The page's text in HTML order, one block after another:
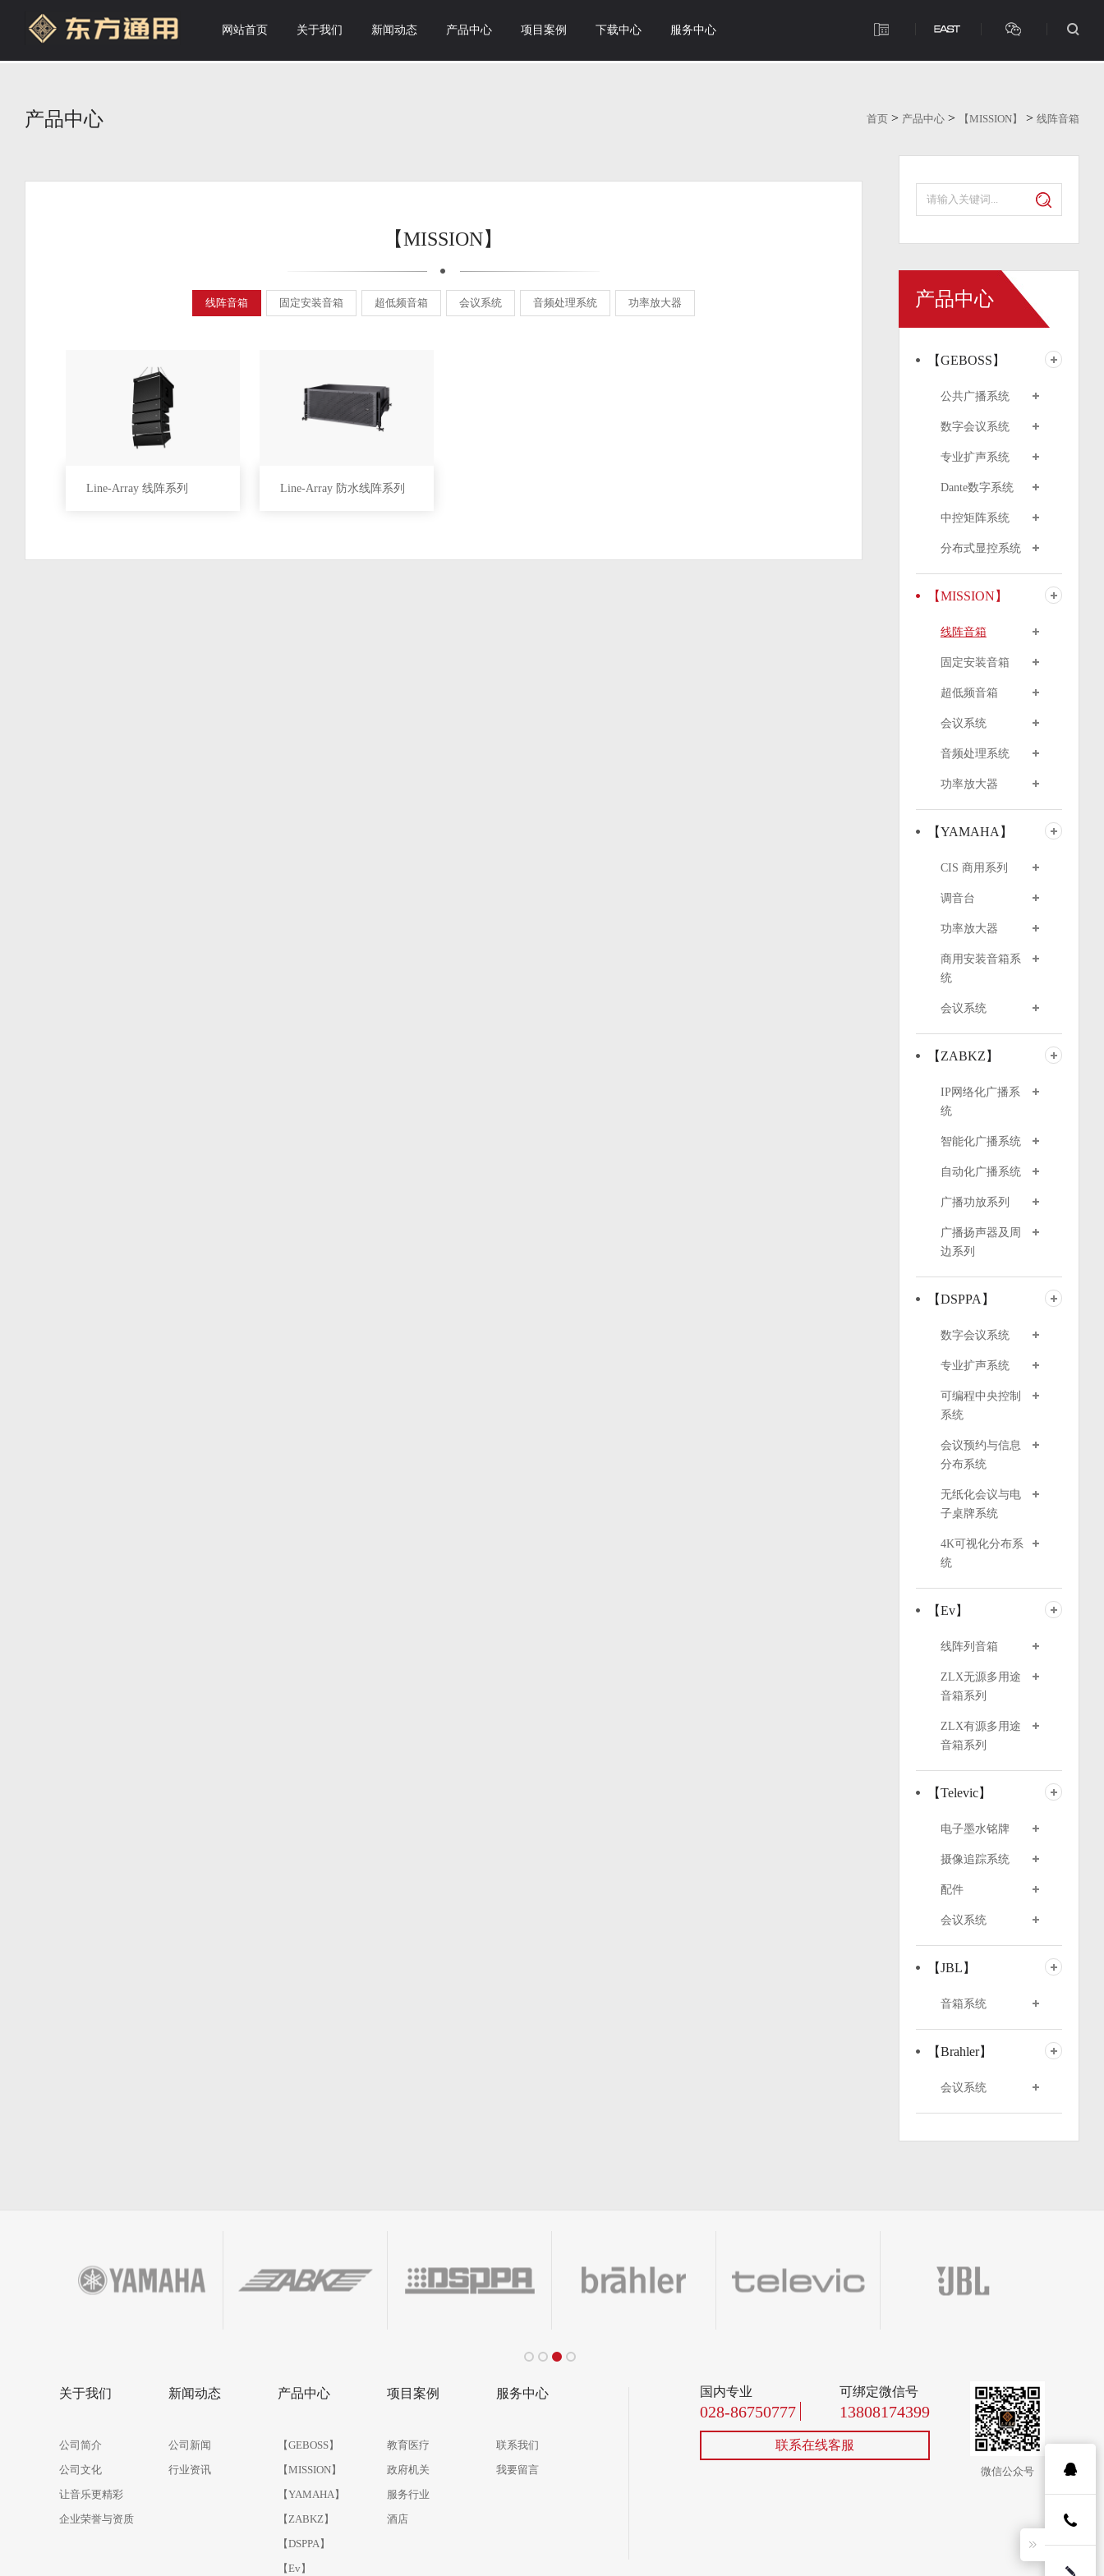
网站首页 关于我们 新闻动态 产品中心 项目案例 下载中心 服务中心
产品中心 首页 > 产品中心 > 【MISSION】 > 线阵音箱
【MISSION】
线阵音箱 固定安装音箱 超低频音箱 会议系统 音频处理系统 功率放大器
Line-Array 线阵系列 Line-Array 防水线阵系列
产品中心
【GEBOSS】
公共广播系统
数字会议系统
专业扩声系统
Dante数字系统
中控矩阵系统
分布式显控系统
【MISSION】
线阵音箱
固定安装音箱
超低频音箱
会议系统
音频处理系统
功率放大器
【YAMAHA】
CIS 商用系列
调音台
功率放大器
商用安装音箱系
统
会议系统
【ZABKZ】
IP网络化广播系
统
智能化广播系统
自动化广播系统
广播功放系列
广播扬声器及周
边系列
【DSPPA】
数字会议系统
专业扩声系统
可编程中央控制
系统
会议预约与信息
分布系统
无纸化会议与电
子桌牌系统
4K可视化分布系
统
【Ev】
线阵列音箱
ZLX无源多用途
音箱系列
ZLX有源多用途
音箱系列
【Televic】
电子墨水铭牌
摄像追踪系统
配件
会议系统
【JBL】
音箱系统
【Brahler】
会议系统
关于我们
公司简介
公司文化
让音乐更精彩
企业荣誉与资质
新闻动态
公司新闻
行业资讯
产品中心
【GEBOSS】
【MISSION】
【YAMAHA】
【ZABKZ】
【DSPPA】
【Ev】
项目案例
教育医疗
政府机关
服务行业
酒店
服务中心
联系我们
我要留言
国内专业
028-86750777
可绑定微信号
13808174399
联系在线客服
微信公众号